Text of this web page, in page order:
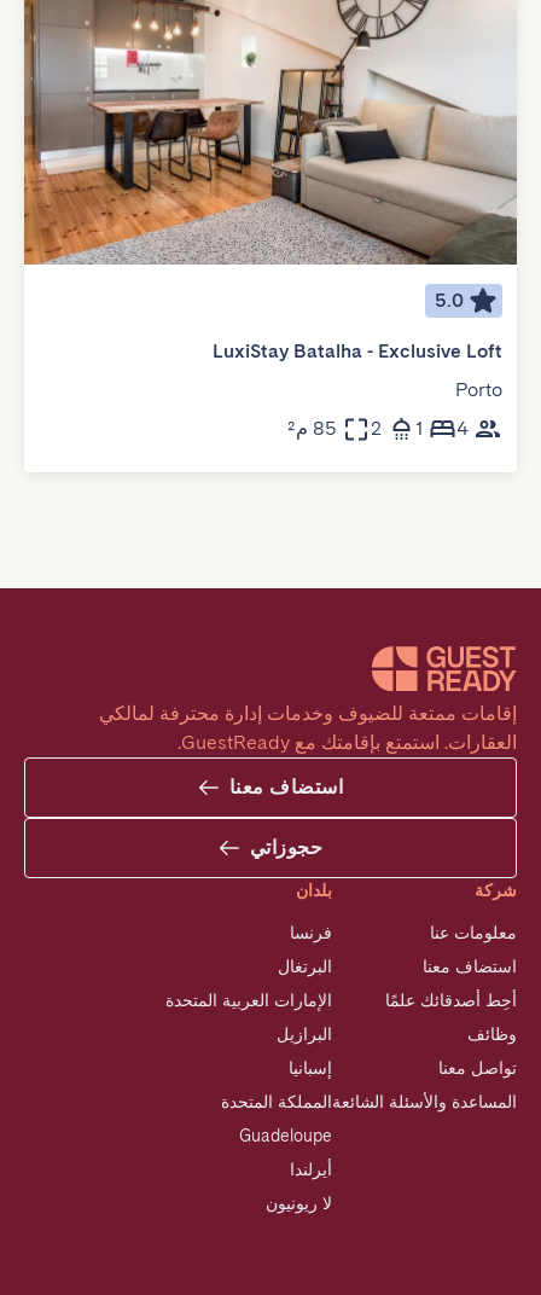
5.0
LuxiStay Batalha - Exclusive Loft
Porto
4
1
2 85 م²
العقارات. استمتع بإقامتك مع GuestReady.
استضاف معنا
حجوزاتي
شركة
معلومات عنا
استضاف معنا
أحِط أصدقائك علمًا
وظائف
تواصل معنا
المساعدة والأسئلة الشائعة
بلدان
فرنسا
البرتغال
الإمارات العربية المتحدة
البرازيل
إسبانيا
المملكة المتحدة
Guadeloupe
أيرلندا
لا ريونيون